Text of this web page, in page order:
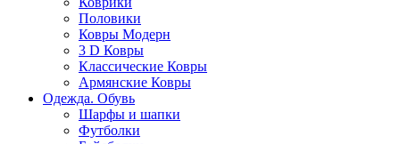
Половики
Ковры Модерн
3 D Ковры
Классические Ковры
Армянские Ковры
Одежда. Обувь
Шарфы и шапки
Футболки